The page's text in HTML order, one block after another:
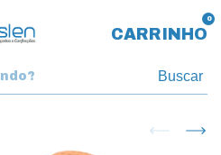
CARRINHO
0
Buscar